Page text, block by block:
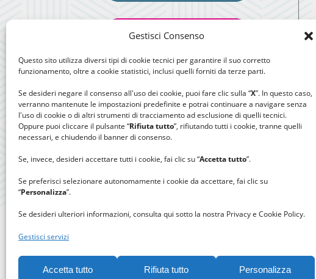
Gestisci Consenso
Questo sito utilizza diversi tipi di cookie tecnici per garantire il suo corretto
funzionamento, oltre a cookie statistici, inclusi quelli forniti da terze parti.
Se desideri negare il consenso all'uso dei cookie, puoi fare clic sulla “X”. In questo caso,
verranno mantenute le impostazioni predefinite e potrai continuare a navigare senza
l'uso di cookie o di altri strumenti di tracciamento ad esclusione di quelli tecnici.
Oppure puoi cliccare il pulsante “Rifiuta tutto”, rifiutando tutti i cookie, tranne quelli
necessari, e chiudendo il banner di consenso.
Se, invece, desideri accettare tutti i cookie, fai clic su “Accetta tutto”.
Se preferisci selezionare autonomamente i cookie da accettare, fai clic su
“Personalizza”.
Se desideri ulteriori informazioni, consulta qui sotto la nostra Privacy e Cookie Policy.
Gestisci servizi
Accetta tutto Rifiuta tutto Personalizza